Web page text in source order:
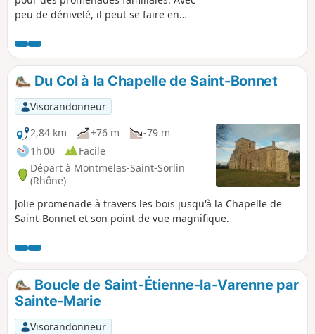
peu de dénivelé, il peut se faire en
une première partie dans le cœur du
village, qui met en valeur notre
patrimoine et notre histoire : l'ancienne
gare, le tacot, le château des Loges, la
cave coopérative, une madone. La
seconde partie se déroule dans les
vignes, au milieu de nos fameux
cépages (gamay, chardonnay et
viognier) et offre même à voir une
plantation d'oliviers.
Du Col à la Chapelle de Saint-Bonnet
Visorandonneur
2,84 km
+76 m
-79 m
1h 00
Facile
Départ à Montmelas-Saint-Sorlin
(Rhône)
Jolie promenade à travers les bois jusqu'à la Chapelle de
Saint-Bonnet et son point de vue magnifique.
Boucle de Saint-Étienne-la-Varenne par
Sainte-Marie
Visorandonneur